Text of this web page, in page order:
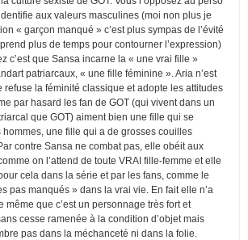
aux valeurs masculines (moi non plus je
« garçon manqué » c’est plus sympas de l’évité
plus de temps pour contourner l’expression)
c’est que Sansa incarne la « une vrai fille »
patriarcaux, « une fille féminine ». Aria n’est
refuse la féminité classique et adopte les attitudes
par hasard les fan de GOT (qui vivent dans un
que GOT) aiment bien une fille qui se
hommes, une fille qui a de grosses couilles
contre Sansa ne combat pas, elle obéit aux
on l’attend de toute VRAI fille-femme et elle
cela dans la série et par les fans, comme le
pas manqués » dans la vrai vie. En fait elle n’a
même que c’est un personnage très fort et
cesse ramenée à la condition d’objet mais
pas dans la méchanceté ni dans la folie.